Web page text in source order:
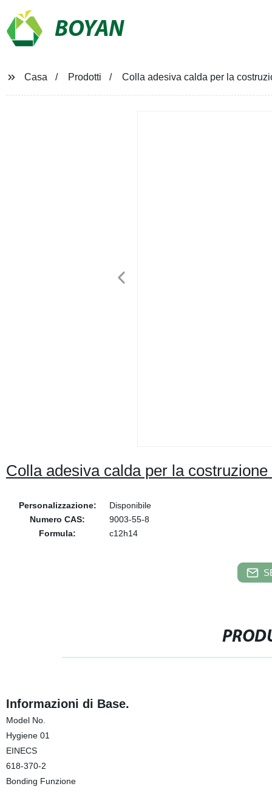
BOYAN
Casa Prodotti Colla adesiva calda per la
Colla adesiva calda per la
Personalizzazione:
Disponibile
Numero CAS:
9003-55-8
Formula:
c12h14
Informazioni di Base.
Model No.
Hygiene 01
EINECS
618-370-2
Bonding Funzione